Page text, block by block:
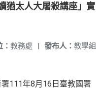
猶太人大屠殺講座」實
發布人： 教學組
教務處 |
111年8月16日臺教國署